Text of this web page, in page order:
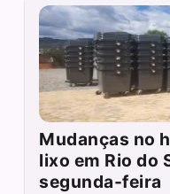
Mudanças no
lixo em Rio do
segunda-feira